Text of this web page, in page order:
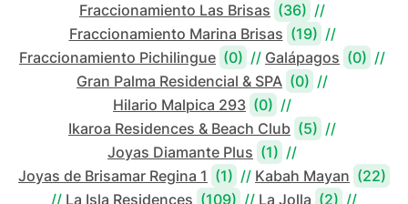
Fraccionamiento Las Brisas (36) //
Fraccionamiento Marina Brisas (19) //
Fraccionamiento Pichilingue (0) // Galápagos (0) //
Gran Palma Residencial & SPA (0) //
Hilario Malpica 293 (0) //
Ikaroa Residences & Beach Club (5) //
Joyas Diamante Plus (1) //
Joyas de Brisamar Regina 1 (1) // Kabah Mayan (22)
// La Isla Residences (109) // La Jolla (2) //